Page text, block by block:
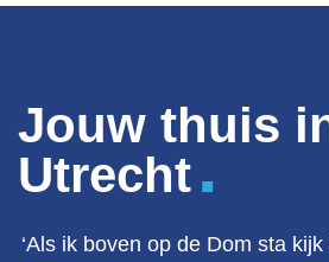
Jouw thuis
Utrecht.
‘Als ik boven op de Dom sta